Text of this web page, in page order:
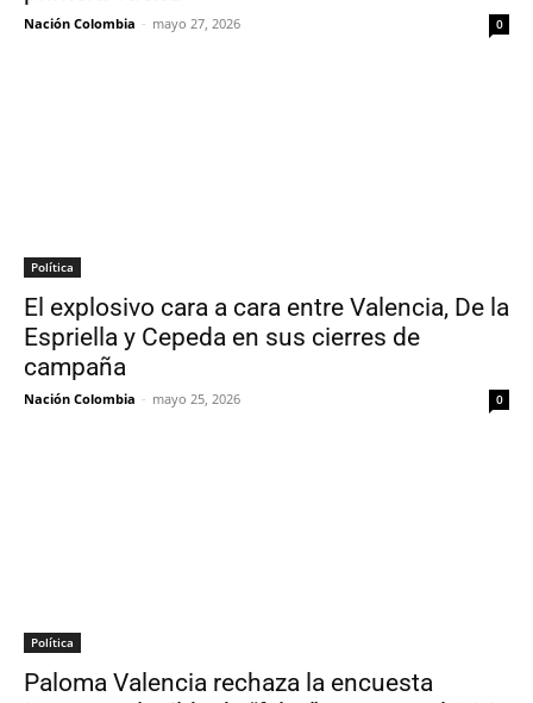
Nación Colombia - mayo 27, 2026 0
Política
El explosivo cara a cara entre Valencia, De la
Espriella y Cepeda en sus cierres de
campaña
Nación Colombia - mayo 25, 2026 0
Política
Paloma Valencia rechaza la encuesta